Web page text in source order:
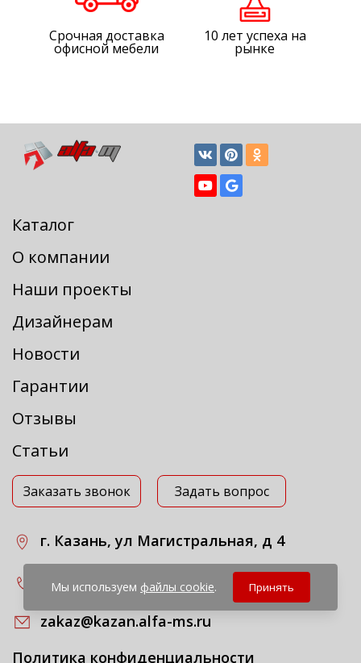
Срочная доставка
офисной мебели
10 лет успеха на
рынке
Каталог
О компании
Наши проекты
Дизайнерам
Новости
Гарантии
Отзывы
Статьи
Заказать звонок Задать вопрос
г. Казань, ул Магистральная, д 4
+7 843 211-93-66
zakaz@kazan.alfa-ms.ru
Политика конфиденциальности
Мы используем файлы cookie. Принять